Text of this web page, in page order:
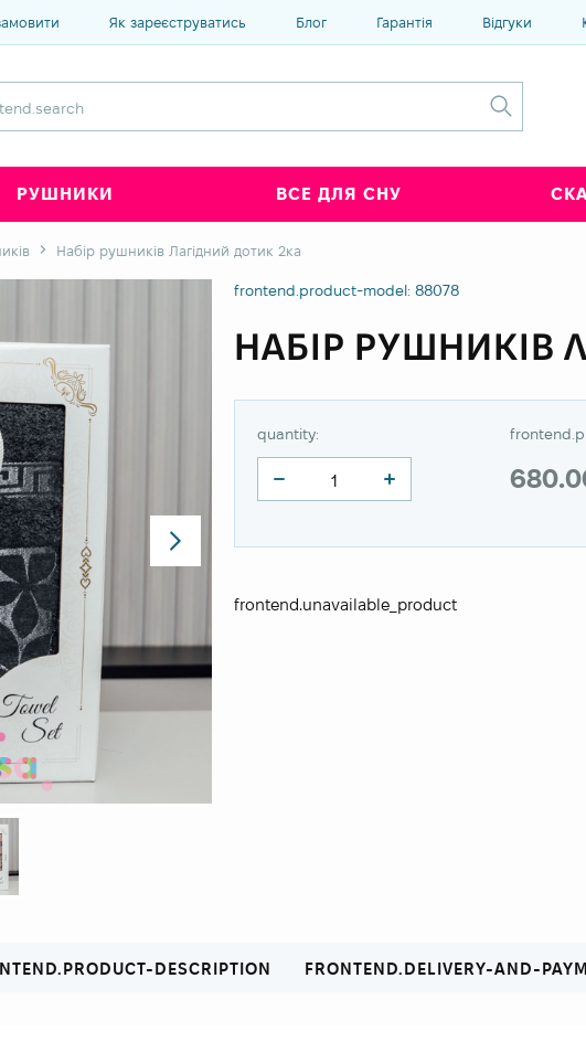
Як зареєструватись Блог Гарантія Відгуки
РУШНИКИ ВСЕ ДЛЯ СНУ
Набір рушників Лагідний дотик 2ка
frontend.product-model: 88078
НАБІР РУШНИКІВ
quantity:
frontend.unavailable_product
DESCRIPTION FRONTEND.DELIVERY-AND-